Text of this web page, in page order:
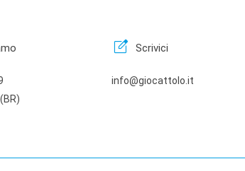
edit_square Scrivici
info@giocattolo.it